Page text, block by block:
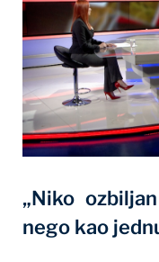
„Niko
nego kao